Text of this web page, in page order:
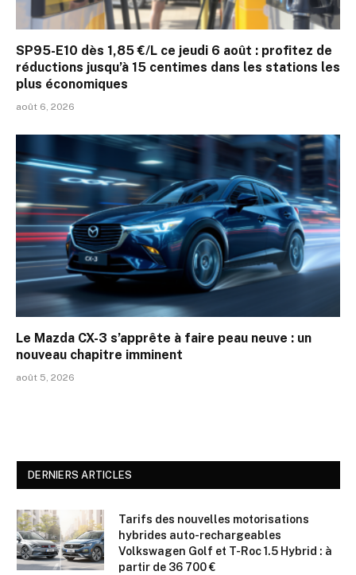
SP95-E10 dès 1,85 €/L ce jeudi 6 août : profitez de
réductions jusqu’à 15 centimes dans les stations les
plus économiques
août 6, 2026
Le Mazda CX-3 s’apprête à faire peau neuve : un
nouveau chapitre imminent
août 5, 2026
DERNIERS ARTICLES
Tarifs des nouvelles motorisations
hybrides auto-rechargeables
Volkswagen Golf et T-Roc 1.5 Hybrid : à
partir de 36 700 €